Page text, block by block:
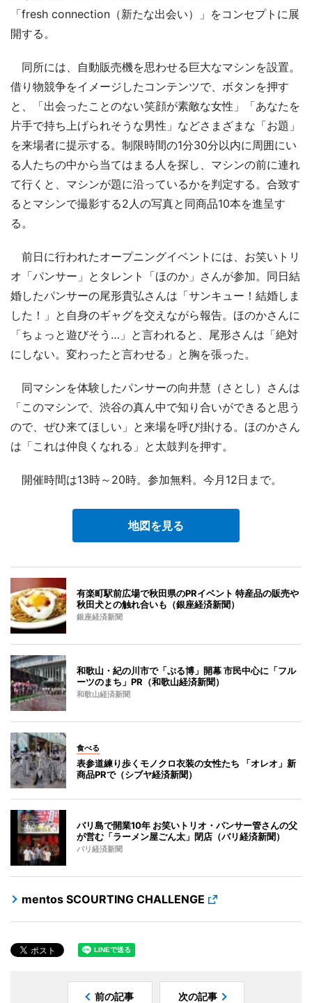
「fresh connection（新たな出会い）」をコンセプトに展
開する。
同所には、自動販売機を思わせる巨大なマシンを設置。
借り物競争をイメージしたコンテンツで、ボタンを押す
と、「出会ったことのない笑顔が素敵な女性」「あなたを
片手で持ち上げられそうな男性」などさまざまな「お題」
を来場者に提示する。制限時間の1分30分以内に周囲にい
る人たちの中から当てはまる人を探し、マシンの前に連れ
て行くと、マシンが題に沿っているかを判定する。合致す
るとマシンで撮影する2人の写真と同商品10本を進呈す
る。
前日に行われたオープニングイベントには、お笑いトリ
オ「パンサー」とタレント「ほのか」さんが参加。同日結
婚したパンサーの尾形貴弘さんは「サンキュー！結婚しま
した！」と自身のギャグを交えながら報告。ほのかさんに
「ちょっと遊びそう…」と言われると、尾形さんは「絶対
にしない。変わったと言わせる」と胸を張った。
同マシンを体験したパンサーの向井慧（さとし）さんは
「このマシンで、渋谷の真ん中で知り合いができると思う
ので、ぜひ来てほしい」と来場を呼び掛ける。ほのかさん
は「これは仲良くなれる」と太鼓判を押す。
開催時間は13時～20時。参加無料。今月12日まで。
地図を見る
有楽町駅前広場で秋田県のPRイベント 特産品の販売や
秋田犬との触れ合いも（銀座経済新聞）
銀座経済新聞
和歌山・紀の川市で「ぷる博」開幕 市民中心に「フル
ーツのまち」PR（和歌山経済新聞）
和歌山経済新聞
食べる
表参道練り歩くモノクロ衣装の女性たち 「オレオ」新
商品PRで（シブヤ経済新聞）
バリ島で開業10年 お笑いトリオ・パンサー管さんの父
が営む「ラーメン屋ごん太」閉店（バリ経済新聞）
バリ経済新聞
mentos SCOURTING CHALLENGE
前の記事 次の記事